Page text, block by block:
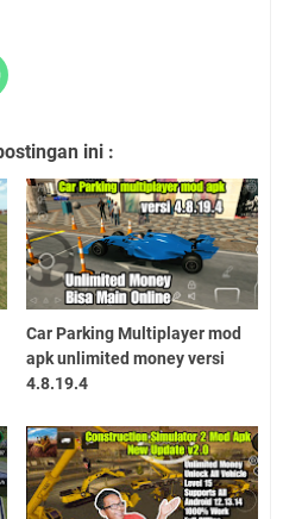
ini :
Car Parking Multiplayer mod
apk unlimited money versi
4.8.19.4